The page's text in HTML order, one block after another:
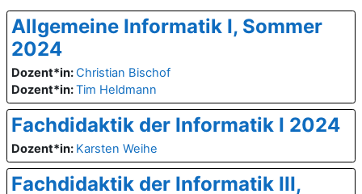
Allgemeine Informatik I, Sommer
2024
Dozent*in:Christian Bischof
Dozent*in:Tim Heldmann
Fachdidaktik der Informatik I 2024
Dozent*in: Karsten Weihe
Fachdidaktik der Informatik III,